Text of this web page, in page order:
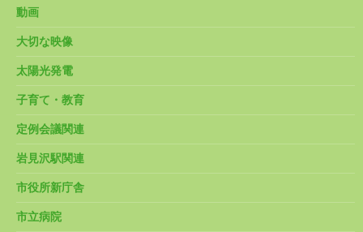
動画
大切な映像
太陽光発電
子育て・教育
定例会議関連
岩見沢駅関連
市役所新庁舎
市立病院